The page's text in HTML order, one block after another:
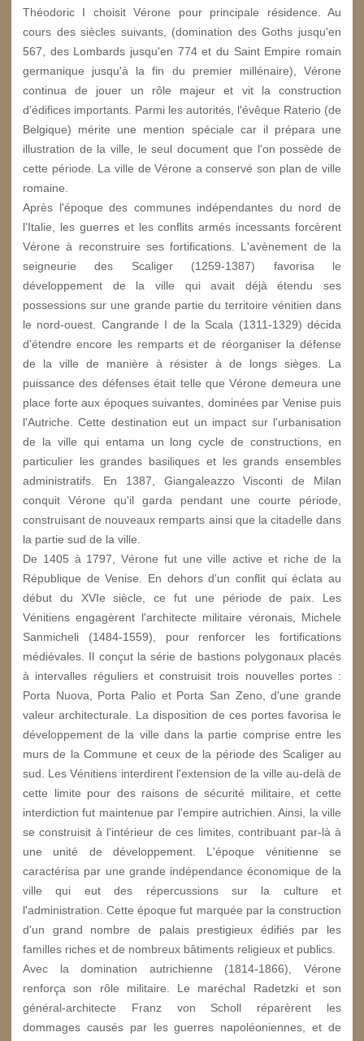
Théodoric I choisit Vérone pour principale résidence. Au
cours des siècles suivants, (domination des Goths jusqu'en
567, des Lombards jusqu'en 774 et du Saint Empire romain
germanique jusqu'à la fin du premier millénaire), Vérone
continua de jouer un rôle majeur et vit la construction
d'édifices importants. Parmi les autorités, l'évêque Raterio (de
Belgique) mérite une mention spéciale car il prépara une
illustration de la ville, le seul document que l'on possède de
cette période. La ville de Vérone a conservé son plan de ville
romaine.
Après l'époque des communes indépendantes du nord de
l'Italie, les guerres et les conflits armés incessants forcèrent
Vérone à reconstruire ses fortifications. L'avènement de la
seigneurie des Scaliger (1259-1387) favorisa le
développement de la ville qui avait déjà étendu ses
possessions sur une grande partie du territoire vénitien dans
le nord-ouest. Cangrande I de la Scala (1311-1329) décida
d'étendre encore les remparts et de réorganiser la défense
de la ville de manière à résister à de longs sièges. La
puissance des défenses était telle que Vérone demeura une
place forte aux époques suivantes, dominées par Venise puis
l'Autriche. Cette destination eut un impact sur l'urbanisation
de la ville qui entama un long cycle de constructions, en
particulier les grandes basiliques et les grands ensembles
administratifs. En 1387, Giangaleazzo Visconti de Milan
conquit Vérone qu'il garda pendant une courte période,
construisant de nouveaux remparts ainsi que la citadelle dans
la partie sud de la ville.
De 1405 à 1797, Vérone fut une ville active et riche de la
République de Venise. En dehors d'un conflit qui éclata au
début du XVIe siècle, ce fut une période de paix. Les
Vénitiens engagèrent l'architecte militaire véronais, Michele
Sanmicheli (1484-1559), pour renforcer les fortifications
médiévales. Il conçut la série de bastions polygonaux placés
à intervalles réguliers et construisit trois nouvelles portes :
Porta Nuova, Porta Palio et Porta San Zeno, d'une grande
valeur architecturale. La disposition de ces portes favorisa le
développement de la ville dans la partie comprise entre les
murs de la Commune et ceux de la période des Scaliger au
sud. Les Vénitiens interdirent l'extension de la ville au-delà de
cette limite pour des raisons de sécurité militaire, et cette
interdiction fut maintenue par l'empire autrichien. Ainsi, la ville
se construisit à l'intérieur de ces limites, contribuant par-là à
une unité de développement. L'époque vénitienne se
caractérisa par une grande indépendance économique de la
ville qui eut des répercussions sur la culture et
l'administration. Cette époque fut marquée par la construction
d'un grand nombre de palais prestigieux édifiés par les
familles riches et de nombreux bâtiments religieux et publics.
Avec la domination autrichienne (1814-1866), Vérone
renforça son rôle militaire. Le maréchal Radetzki et son
général-architecte Franz von Scholl réparèrent les
dommages causés par les guerres napoléoniennes, et de